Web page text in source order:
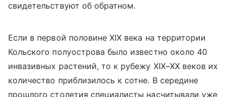
свидетельствуют об обратном.
Если в первой половине XIX века на территории
Кольского полуострова было известно около 40
инвазивных растений, то к рубежу XIX–XX веков их
количество приблизилось к сотне. В середине
прошлого столетия специалисты насчитывали уже